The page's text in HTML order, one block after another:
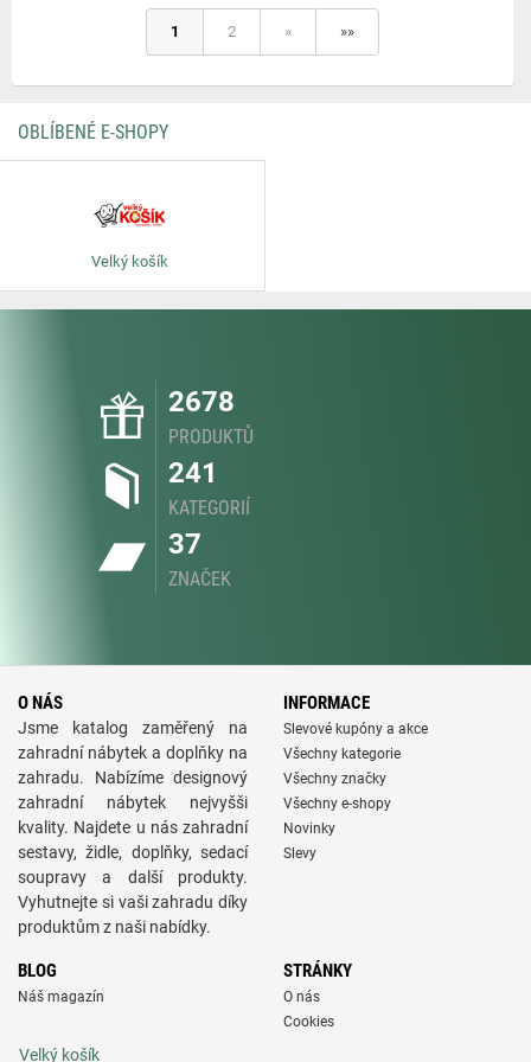
1 2 » »»
OBLÍBENÉ E-SHOPY
Velký košík
2678
PRODUKTŮ
241
KATEGORIÍ
37
ZNAČEK
O NÁS
Jsme katalog zaměřený na
zahradní nábytek a doplňky na
zahradu. Nabízíme designový
zahradní nábytek nejvyšši
kvality. Najdete u nás zahradní
sestavy, židle, doplňky, sedací
soupravy a další produkty.
Vyhutnejte si vaši zahradu díky
produktům z naši nabídky.
INFORMACE
Slevové kupóny a akce
Všechny kategorie
Všechny značky
Všechny e-shopy
Novinky
Slevy
BLOG
Náš magazín
STRÁNKY
O nás
Cookies
Velký košík